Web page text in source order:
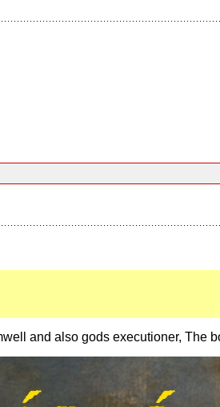
and also gods executioner, The